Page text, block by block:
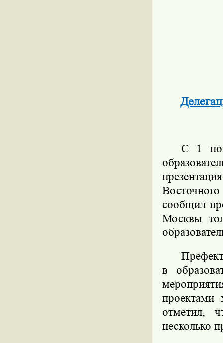
С 1 по
сообщил
Москвы
в
проектами
отметил,
несколько